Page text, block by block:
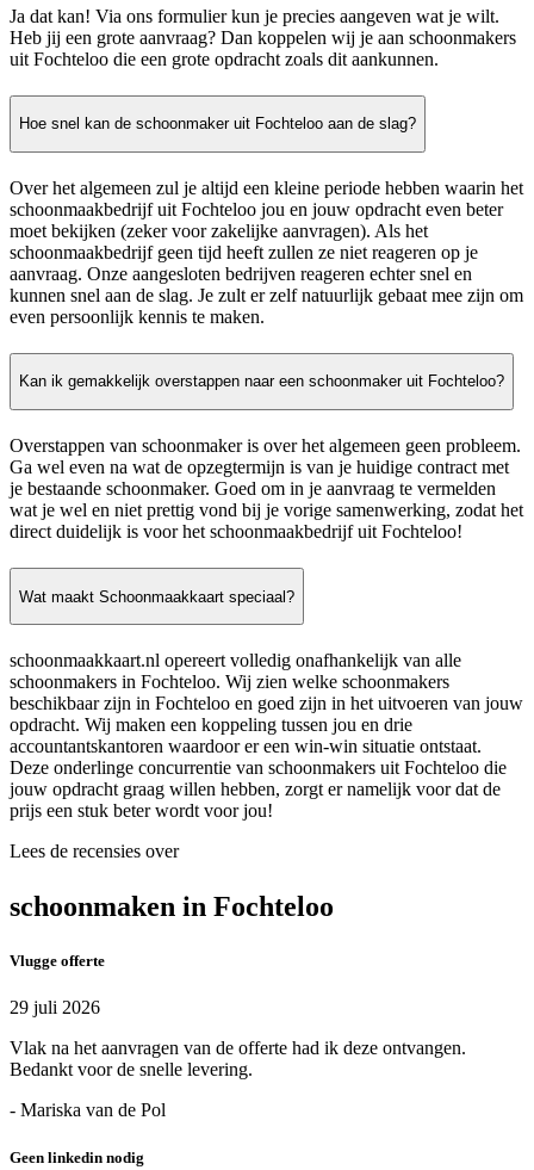
Ja dat kan! Via ons formulier kun je precies aangeven wat je wilt.
Heb jij een grote aanvraag? Dan koppelen wij je aan schoonmakers
uit Fochteloo die een grote opdracht zoals dit aankunnen.
Hoe snel kan de schoonmaker uit Fochteloo aan de slag?
Over het algemeen zul je altijd een kleine periode hebben waarin het
schoonmaakbedrijf uit Fochteloo jou en jouw opdracht even beter
moet bekijken (zeker voor zakelijke aanvragen). Als het
schoonmaakbedrijf geen tijd heeft zullen ze niet reageren op je
aanvraag. Onze aangesloten bedrijven reageren echter snel en
kunnen snel aan de slag. Je zult er zelf natuurlijk gebaat mee zijn om
even persoonlijk kennis te maken.
Kan ik gemakkelijk overstappen naar een schoonmaker uit Fochteloo?
Overstappen van schoonmaker is over het algemeen geen probleem.
Ga wel even na wat de opzegtermijn is van je huidige contract met
je bestaande schoonmaker. Goed om in je aanvraag te vermelden
wat je wel en niet prettig vond bij je vorige samenwerking, zodat het
direct duidelijk is voor het schoonmaakbedrijf uit Fochteloo!
Wat maakt Schoonmaakkaart speciaal?
schoonmaakkaart.nl opereert volledig onafhankelijk van alle
schoonmakers in Fochteloo. Wij zien welke schoonmakers
beschikbaar zijn in Fochteloo en goed zijn in het uitvoeren van jouw
opdracht. Wij maken een koppeling tussen jou en drie
accountantskantoren waardoor er een win-win situatie ontstaat.
Deze onderlinge concurrentie van schoonmakers uit Fochteloo die
jouw opdracht graag willen hebben, zorgt er namelijk voor dat de
prijs een stuk beter wordt voor jou!
Lees de recensies over
schoonmaken in Fochteloo
Vlugge offerte
29 juli 2026
Vlak na het aanvragen van de offerte had ik deze ontvangen.
Bedankt voor de snelle levering.
- Mariska van de Pol
Geen linkedin nodig